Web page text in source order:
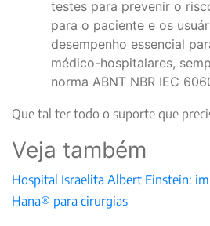
testes para prevenir o
para o paciente e os
desempenho essencial
médico-hospitalares,
norma ABNT NBR IEC
Que tal ter todo o suporte que
Veja também
Hospital Israelita Albert Einstein:
Hana® para cirurgias